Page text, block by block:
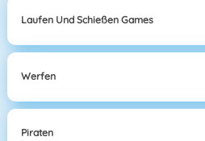
Laufen Und Schießen Games
Werfen
Piraten